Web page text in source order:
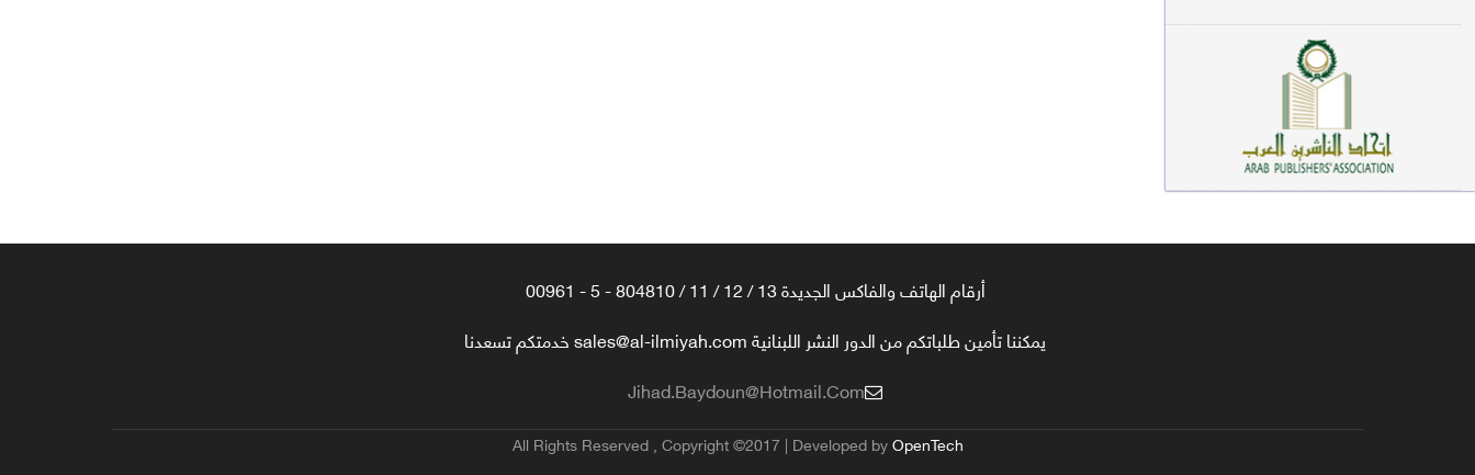
معاجم لغوية (89)
سيرة نبوية وتصوف (81)
دراسات إسلامية (75)
شعر (72)
علوم قرآن (66)
فقه عام وأحكام فقهية (62)
أرقام الهاتف والفاكس الجديدة 13 / 12 / 11 / 804810 - 5 - 00961
يمكننا تأمين طلباتكم من الدور النشر اللبنانية sales@al-ilmiyah.com خدمتكم تسعدنا
Jihad.baydoun@hotmail.com
All Rights Reserved , Copyright ©2017 | Developed byOpenTech